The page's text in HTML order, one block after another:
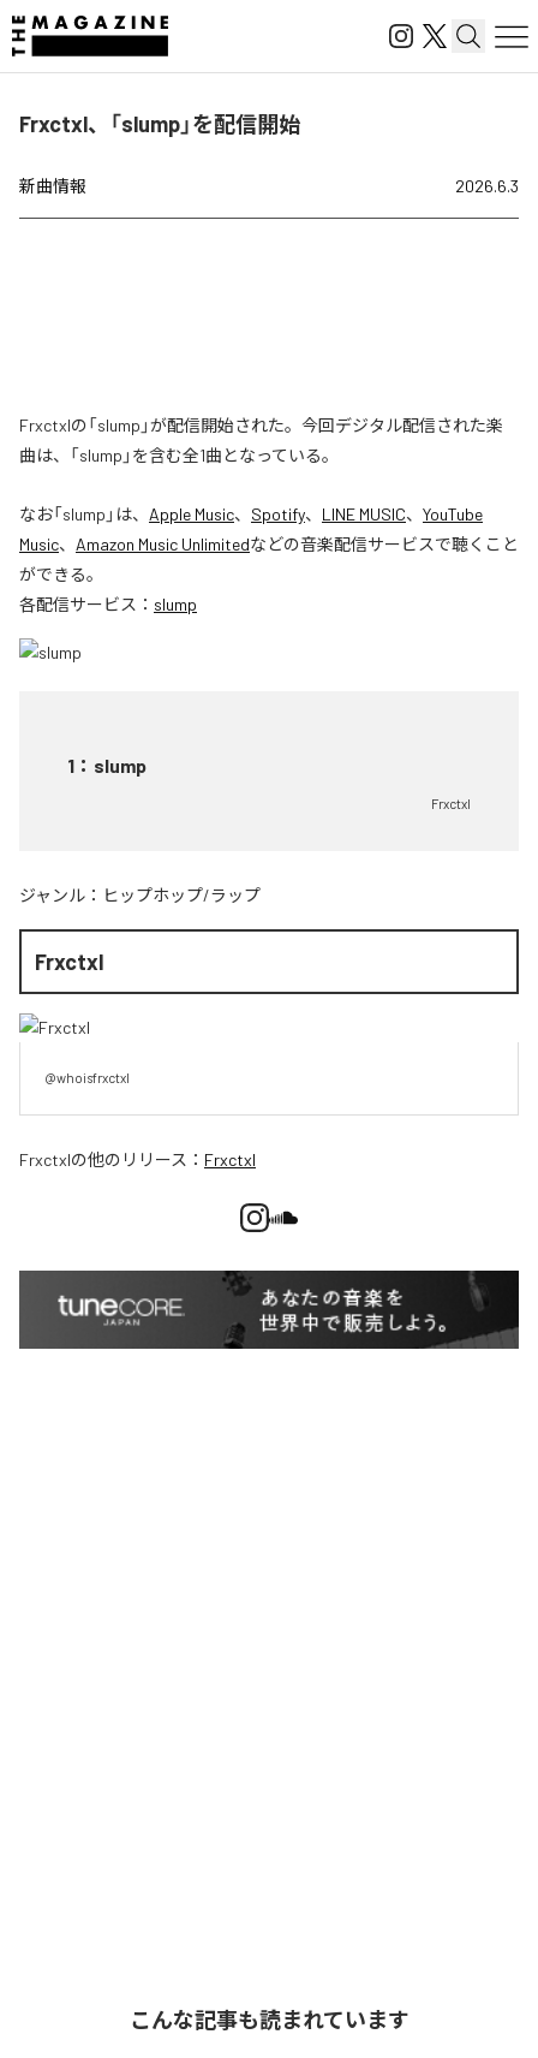
Frxctxl、「slump」を配信開始
新曲情報 2026.6.3
Frxctxlの「slump」が配信開始された。今回デジタル配信された楽
曲は、「slump」を含む全1曲となっている。
なお「slump 」は、 Apple Music、 Spotify、 LINE MUSIC、 YouTube
Music、 Amazon Music Unlimitedなどの音楽配信サービスで聴くこと
ができる。
各配信サービス： slump
1 ： slump
Frxctxl
ジャンル： ヒップホップ/ラップ
Frxctxl
@whoisfrxctxl
Frxctxlの他のリリース： Frxctxl
こんな記事も読まれています